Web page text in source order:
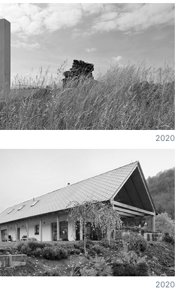
2020
2020